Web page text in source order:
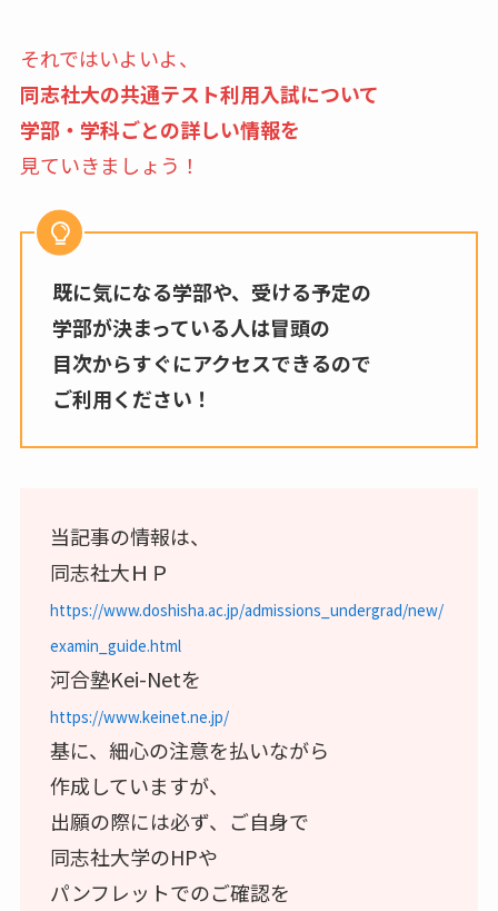
それではいよいよ、
同志社大の共通テスト利用入試について
学部・学科ごとの詳しい情報を
見ていきましょう！
既に気になる学部や、受ける予定の
学部が決まっている人は冒頭の
目次からすぐにアクセスできるので
ご利用ください！
当記事の情報は、
同志社大ＨＰ
https://www.doshisha.ac.jp/admissions_undergrad/new/
examin_guide.html
河合塾Kei-Netを
https://www.keinet.ne.jp/
基に、細心の注意を払いながら
作成していますが、
出願の際には必ず、ご自身で
同志社大学のHPや
パンフレットでのご確認を